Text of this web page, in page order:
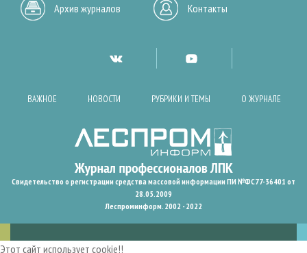
Архив журналов Контакты
ВАЖНОЕ НОВОСТИ РУБРИКИ И ТЕМЫ О ЖУРНАЛЕ
Свидетельство о регистрации средства массовой информации ПИ №ФС77-36401 от
28.05.2009
Леспроминформ. 2002 - 2022
Этот сайт использует cookie!!